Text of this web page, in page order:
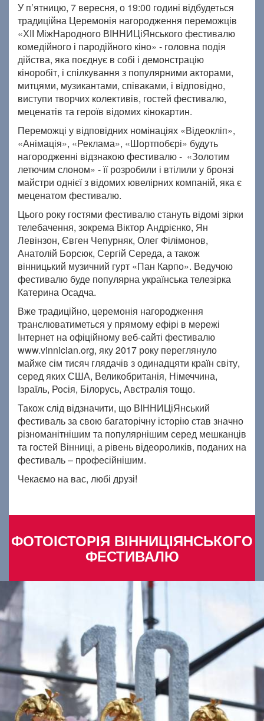
У п’ятницю, 7 вересня, о 19:00 годині відбудеться
традиційна Церемонія нагородження переможців
«ХІІ МіжНародного ВІННИЦіЯнського фестивалю
комедійного і пародійного кіно» - головна подія
дійства, яка поєднує в собі і демонстрацію
кіноробіт, і спілкування з популярними акторами,
митцями, музикантами, співаками, і відповідно,
виступи творчих колективів, гостей фестивалю,
меценатів та героїв відомих кінокартин.
Переможці у відповідних номінаціях «Відеокліп»,
«Анімація», «Реклама», «Шортпобєрі» будуть
нагородженні відзнакою фестивалю - «Золотим
летючим слоном» - її розробили і втілили у бронзі
майстри однієї з відомих ювелірних компаній, яка є
меценатом фестивалю.
Цього року гостями фестивалю стануть відомі зірки
телебачення, зокрема Віктор Андрієнко, Ян
Левінзон, Євген Чепурняк, Олег Філімонов,
Анатолій Борсюк, Сергій Середа, а також
вінницький музичний гурт «Пан Карпо». Ведучою
фестивалю буде популярна українська телезірка
Катерина Осадча.
Вже традиційно, церемонія нагородження
транслюватиметься у прямому ефірі в мережі
Інтернет на офіційному веб-сайті фестивалю
www.vinnician.org, яку 2017 року переглянуло
майже сім тисяч глядачів з одинадцяти країн світу,
серед яких США, Великобританія, Німеччина,
Ізраїль, Росія, Білорусь, Австралія тощо.
Також слід відзначити, що ВІННИЦіЯнський
фестиваль за свою багаторічну історію став значно
різноманітнішим та популярнішим серед мешканців
та гостей Вінниці, а рівень відеороликів, поданих на
фестиваль – професійнішим.
Чекаємо на вас, любі друзі!
ФОТОІСТОРІЯ ВІННИЦІЯНСЬКОГО
ФЕСТИВАЛЮ